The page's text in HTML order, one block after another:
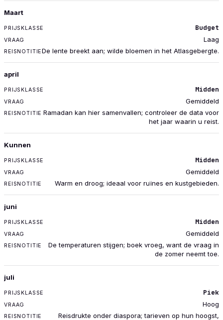
Maart
Budget
Laag
De lente breekt aan; wilde bloemen in het Atlasgebergte.
april
Midden
Gemiddeld
Ramadan kan hier samenvallen; controleer de data voor
het jaar waarin u reist.
Kunnen
Midden
Gemiddeld
Warm en droog; ideaal voor ruïnes en kustgebieden.
juni
Midden
Gemiddeld
De temperaturen stijgen; boek vroeg, want de vraag in
de zomer neemt toe.
juli
Piek
Hoog
Reisdrukte onder diaspora; tarieven op hun hoogst,